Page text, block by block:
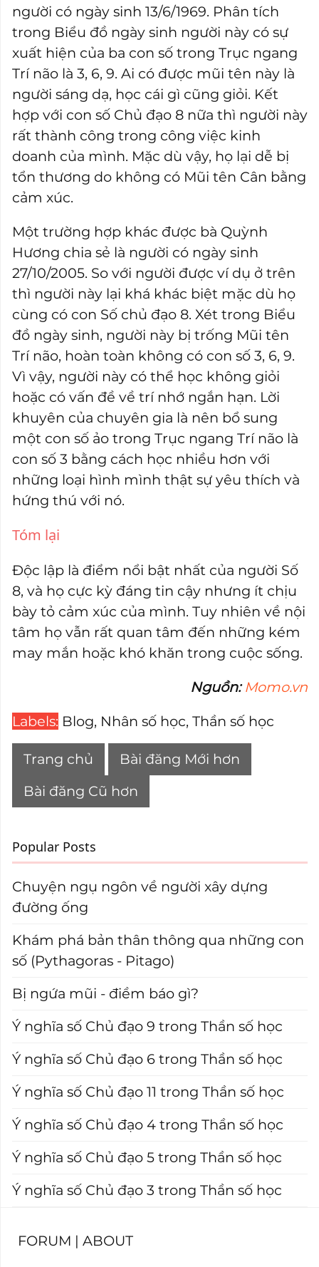
người có ngày sinh 13/6/1969. Phân tích
trong Biểu đồ ngày sinh người này có sự
xuất hiện của ba con số trong Trục ngang
Trí não là 3, 6, 9. Ai có được mũi tên này là
người sáng dạ, học cái gì cũng giỏi. Kết
hợp với con số Chủ đạo 8 nữa thì người này
rất thành công trong công việc kinh
doanh của mình. Mặc dù vậy, họ lại dễ bị
tổn thương do không có Mũi tên Cân bằng
cảm xúc.
Một trường hợp khác được bà Quỳnh
Hương chia sẻ là người có ngày sinh
27/10/2005. So với người được ví dụ ở trên
thì người này lại khá khác biệt mặc dù họ
cùng có con Số chủ đạo 8. Xét trong Biểu
đồ ngày sinh, người này bị trống Mũi tên
Trí não, hoàn toàn không có con số 3, 6, 9.
Vì vậy, người này có thể học không giỏi
hoặc có vấn đề về trí nhớ ngắn hạn. Lời
khuyên của chuyên gia là nên bổ sung
một con số ảo trong Trục ngang Trí não là
con số 3 bằng cách học nhiều hơn với
những loại hình mình thật sự yêu thích và
hứng thú với nó.
Tóm lại
Độc lập là điểm nổi bật nhất của người Số
8, và họ cực kỳ đáng tin cậy nhưng ít chịu
bày tỏ cảm xúc của mình. Tuy nhiên về nội
tâm họ vẫn rất quan tâm đến những kém
may mắn hoặc khó khăn trong cuộc sống.
Nguồn: Momo.vn
Labels: Blog, Nhân số học, Thần số học
Trang chủ
Bài đăng Mới hơn
Bài đăng Cũ hơn
Popular Posts
Chuyện ngụ ngôn về người xây dựng
đường ống
Khám phá bản thân thông qua những con
số (Pythagoras - Pitago)
Bị ngứa mũi - điềm báo gì?
Ý nghĩa số Chủ đạo 9 trong Thần số học
Ý nghĩa số Chủ đạo 6 trong Thần số học
Ý nghĩa số Chủ đạo 11 trong Thần số học
Ý nghĩa số Chủ đạo 4 trong Thần số học
Ý nghĩa số Chủ đạo 5 trong Thần số học
Ý nghĩa số Chủ đạo 3 trong Thần số học
FORUM | ABOUT